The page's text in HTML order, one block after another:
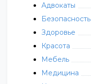
Адвокаты
Безопасность
Здоровье
Красота
Мебель
Медицина